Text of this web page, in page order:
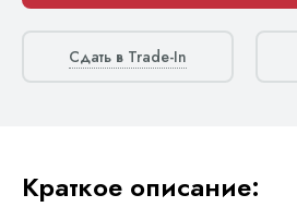
Сдать в Trade-In
Краткое описание: